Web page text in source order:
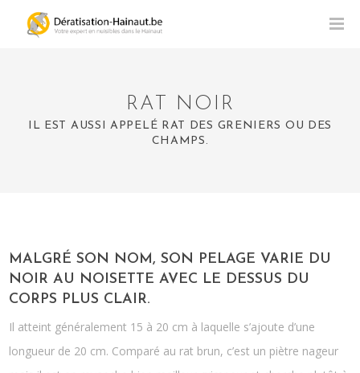
RAT NOIR
IL EST AUSSI APPELÉ RAT DES GRENIERS OU DES
CHAMPS.
MALGRÉ SON NOM, SON PELAGE VARIE DU
NOIR AU NOISETTE AVEC LE DESSUS DU
CORPS PLUS CLAIR.
Il atteint généralement 15 à 20 cm à laquelle s’ajoute d’une
longueur de 20 cm. Comparé au rat brun, c’est un piètre nageur